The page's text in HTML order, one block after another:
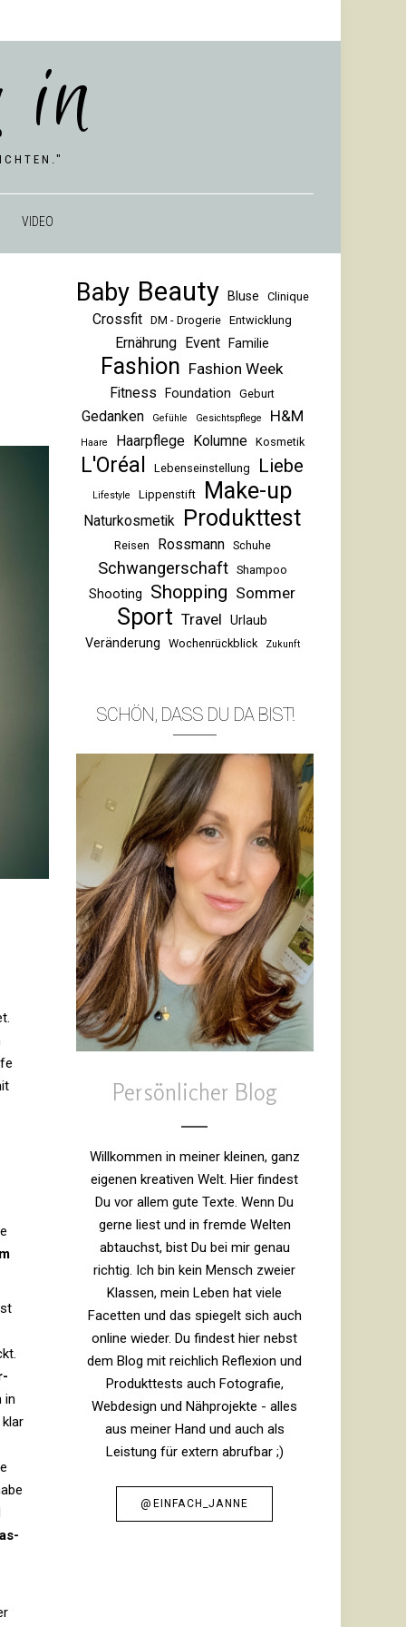
in
VIDEO
in
Baby Beauty Bluse Clinique
Crossfit DM - Drogerie Entwicklung
Ernährung Event Familie
Fashion Fashion Week
Fitness Foundation Geburt
Gedanken Gefühle Gesichtspflege H&M
Haare Haarpflege Kolumne Kosmetik
L'Oréal Lebenseinstellung Liebe
Lifestyle Lippenstift Make-up
Naturkosmetik Produkttest
Reisen Rossmann Schuhe
Schwangerschaft Shampoo
Shooting Shopping Sommer
Sport Travel
Urlaub
Veränderung
Wochenrückblick Zukunft
SCHÖN, DASS DU DA BIST!
Persönlicher Blog
Willkommen in meiner kleinen, ganz
eigenen kreativen Welt. Hier findest
Du vor allem gute Texte. Wenn Du
gerne liest und in fremde Welten
abtauchst, bist Du bei mir genau
richtig. Ich bin kein Mensch zweier
Klassen, mein Leben hat viele
Facetten und das spiegelt sich auch
online wieder. Du findest hier nebst
dem Blog mit reichlich Reflexion und
Produkttests auch Fotografie,
Webdesign und Nähprojekte - alles
aus meiner Hand und auch als
Leistung für extern abrufbar ;)
@EINFACH_JANNE